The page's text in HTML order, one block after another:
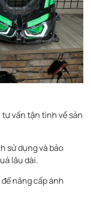
tư vấn tận tình về sản
sử dụng và bảo
lâu dài.
nâng cấp ánh